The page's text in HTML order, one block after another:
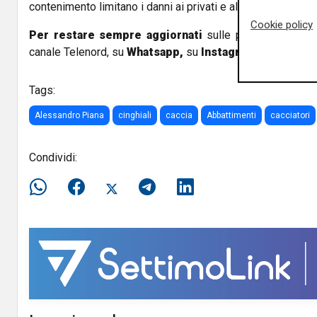
contenimento limitano i danni ai privati e all’agricoltura”.
Per restare sempre aggiornati sulle principali
canale Telenord, su Whatsapp, su Instagram
Tags:
Alessandro Piana cinghiali caccia Abbattimenti cacciatori
Condividi:
Cookie policy